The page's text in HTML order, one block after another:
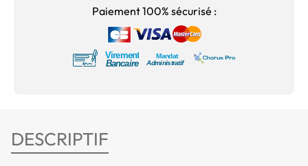
Paiement 100% sécurisé :
DESCRIPTIF